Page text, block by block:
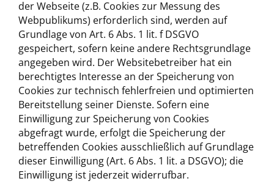
der Webseite (z.B. Cookies zur Messung des
Webpublikums) erforderlich sind, werden auf
Grundlage von Art. 6 Abs. 1 lit. f DSGVO
gespeichert, sofern keine andere Rechtsgrundlage
angegeben wird. Der Websitebetreiber hat ein
berechtigtes Interesse an der Speicherung von
Cookies zur technisch fehlerfreien und optimierten
Bereitstellung seiner Dienste. Sofern eine
Einwilligung zur Speicherung von Cookies
abgefragt wurde, erfolgt die Speicherung der
betreffenden Cookies ausschließlich auf Grundlage
dieser Einwilligung (Art. 6 Abs. 1 lit. a DSGVO); die
Einwilligung ist jederzeit widerrufbar.